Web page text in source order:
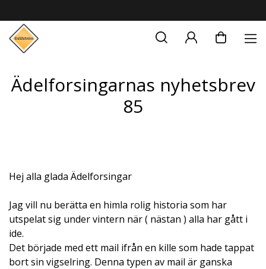
Ädelforsingarnas nyhetsbrev
85
Hej alla glada Ädelforsingar
Jag vill nu berätta en himla rolig historia som har
utspelat sig under vintern när ( nästan ) alla har gått i
ide.
Det började med ett mail ifrån en kille som hade tappat
bort sin vigselring. Denna typen av mail är ganska